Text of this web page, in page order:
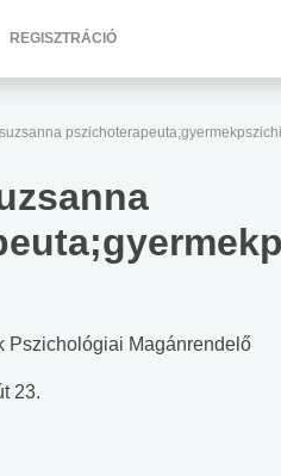
Pszichológiai Magánrendelő
23.
REGISZTRÁCIÓ